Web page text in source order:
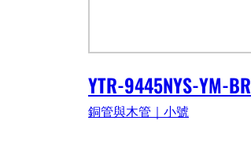
YTR-9445NYS-YM-BR
銅管與木管｜小號